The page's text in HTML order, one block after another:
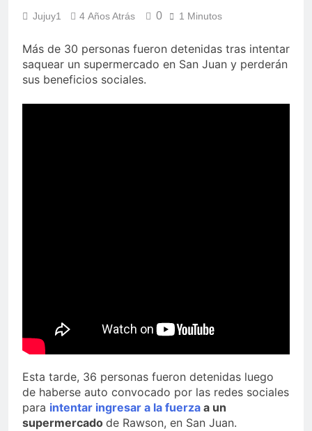
Jujuy1 4 Años Atrás 0 1 Minutos
Más de 30 personas fueron detenidas tras intentar
saquear un supermercado en San Juan y perderán
sus beneficios sociales.
Esta tarde, 36 personas fueron detenidas luego
de haberse auto convocado por las redes sociales
para intentar ingresar a la fuerza a un
supermercado de Rawson, en San Juan.